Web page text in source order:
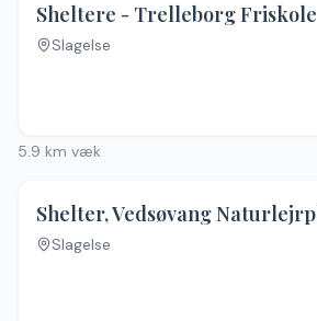
Sheltere - Trelleborg Friskole
Slagelse
5.9 km væk
Slagelse